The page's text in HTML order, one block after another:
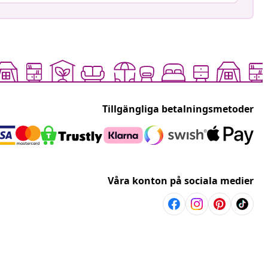
Tillgängliga betalningsmetoder
Våra konton på sociala medier